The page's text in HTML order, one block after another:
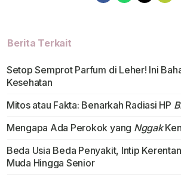
Berita Terkait
Setop Semprot Parfum di Leher! Ini
Kesehatan
Mitos atau Fakta: Benarkah Radiasi HP
Mengapa Ada Perokok yang Nggak
Beda Usia Beda Penyakit, Intip
Muda Hingga Senior